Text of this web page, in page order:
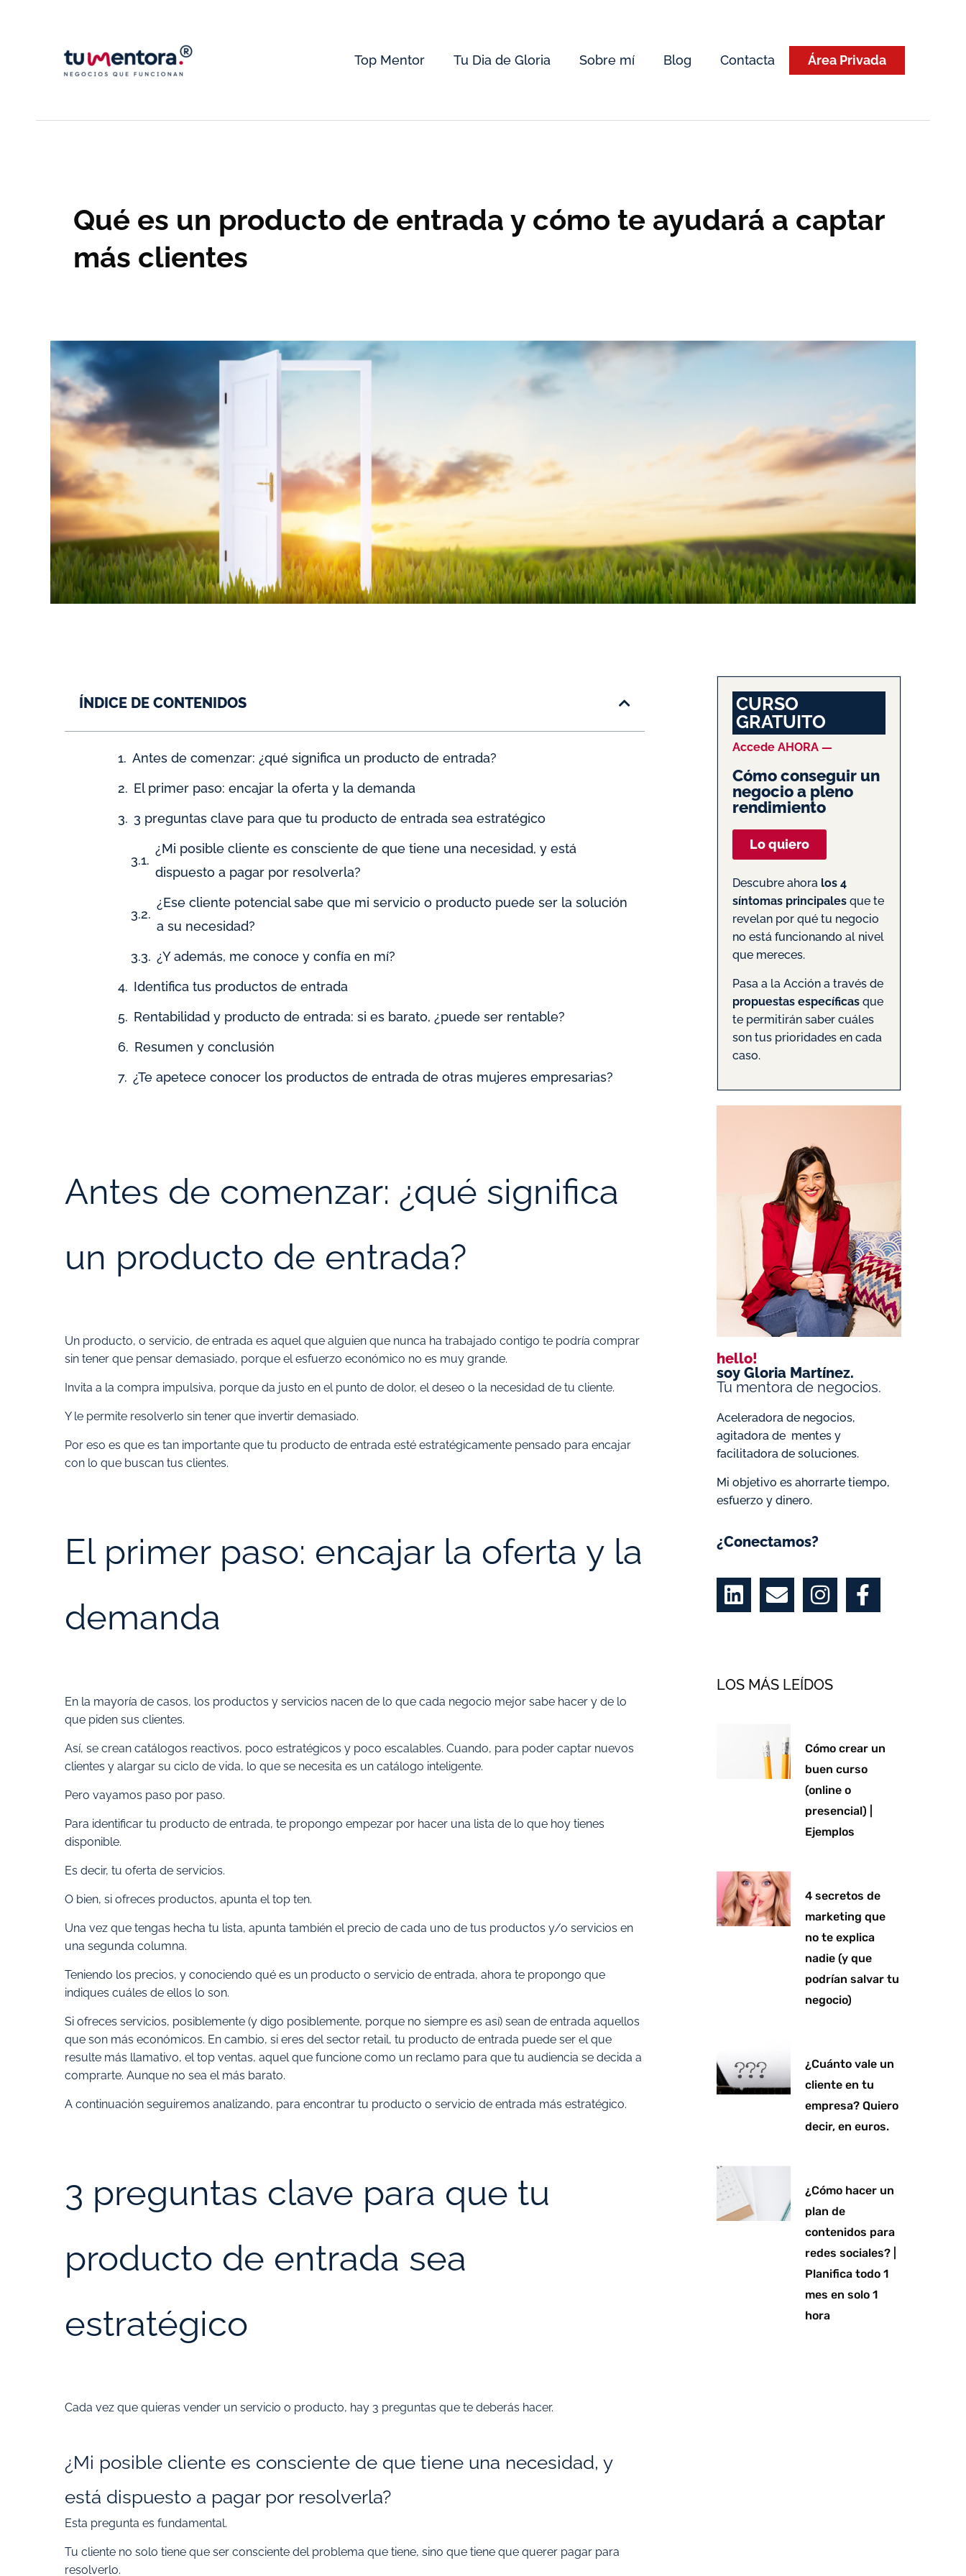
contenido
Top Mentor Tu Dia de Gloria Sobre mí Blog Contacta Área Privada
Qué es un producto de entrada y cómo te ayudará a captar
más clientes
ÍNDICE DE CONTENIDOS
Antes de comenzar: ¿qué significa un producto de entrada?
El primer paso: encajar la oferta y la demanda
3 preguntas clave para que tu producto de entrada sea estratégico
¿Mi posible cliente es consciente de que tiene una necesidad, y está
dispuesto a pagar por resolverla?
¿Ese cliente potencial sabe que mi servicio o producto puede ser la solución
a su necesidad?
¿Y además, me conoce y confía en mí?
Identifica tus productos de entrada
Rentabilidad y producto de entrada: si es barato, ¿puede ser rentable?
Resumen y conclusión
¿Te apetece conocer los productos de entrada de otras mujeres empresarias?
Antes de comenzar: ¿qué significa
un producto de entrada?
Un producto, o servicio, de entrada es aquel que alguien que nunca ha trabajado contigo te podría comprar
sin tener que pensar demasiado, porque el esfuerzo económico no es muy grande.
Invita a la compra impulsiva, porque da justo en el punto de dolor, el deseo o la necesidad de tu cliente.
Y le permite resolverlo sin tener que invertir demasiado.
Por eso es que es tan importante que tu producto de entrada esté estratégicamente pensado para encajar
con lo que buscan tus clientes.
El primer paso: encajar la oferta y la
demanda
En la mayoría de casos, los productos y servicios nacen de lo que cada negocio mejor sabe hacer y de lo
que piden sus clientes.
Así, se crean catálogos reactivos, poco estratégicos y poco escalables. Cuando, para poder captar nuevos
clientes y alargar su ciclo de vida, lo que se necesita es un catálogo inteligente.
Pero vayamos paso por paso.
Para identificar tu producto de entrada, te propongo empezar por hacer una lista de lo que hoy tienes
disponible.
Es decir, tu oferta de servicios.
O bien, si ofreces productos, apunta el top ten.
Una vez que tengas hecha tu lista, apunta también el precio de cada uno de tus productos y/o servicios en
una segunda columna.
Teniendo los precios, y conociendo qué es un producto o servicio de entrada, ahora te propongo que
indiques cuáles de ellos lo son.
Si ofreces servicios, posiblemente (y digo posiblemente, porque no siempre es así) sean de entrada aquellos
que son más económicos. En cambio, si eres del sector retail, tu producto de entrada puede ser el que
resulte más llamativo, el top ventas, aquel que funcione como un reclamo para que tu audiencia se decida a
comprarte. Aunque no sea el más barato.
A continuación seguiremos analizando, para encontrar tu producto o servicio de entrada más estratégico.
3 preguntas clave para que tu
producto de entrada sea
estratégico
Cada vez que quieras vender un servicio o producto, hay 3 preguntas que te deberás hacer.
¿Mi posible cliente es consciente de que tiene una necesidad, y
está dispuesto a pagar por resolverla?
Esta pregunta es fundamental.
Tu cliente no solo tiene que ser consciente del problema que tiene, sino que tiene que querer pagar para
resolverlo.
CURSO
GRATUITO
Accede AHORA —
Cómo conseguir un
negocio a pleno
rendimiento
Lo quiero
Descubre ahora los 4
síntomas principalesque te
revelan por qué tu negocio
no está funcionando al nivel
que mereces.
Pasa a la Acción a través de
propuestas específicasque
te permitirán saber cuáles
son tus prioridades en cada
caso.
hello!
soy Gloria Martínez.
Tu mentora de negocios.
Aceleradora de negocios,
agitadora de mentes y
facilitadora de soluciones.
Mi objetivo es ahorrarte tiempo,
esfuerzo y dinero.
¿Conectamos?
L
i
n
d
E
n
v
o
I
n
s
g
m
F
a
c
-
f
LOS MÁS LEÍDOS
Cómo crear un
buen curso
(online o
presencial) |
Ejemplos
4 secretos de
marketing que
no te explica
nadie (y que
podrían salvar tu
negocio)
¿Cuánto vale un
cliente en tu
empresa? Quiero
decir, en euros.
¿Cómo hacer un
plan de
contenidos para
redes sociales? |
Planifica todo 1
mes en solo 1
hora